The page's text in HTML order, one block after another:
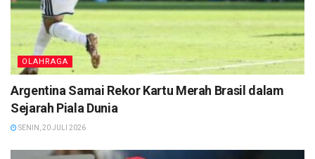
OLAHRAGA
Argentina Samai Rekor Kartu Merah Brasil dalam
Sejarah Piala Dunia
SENIN, 20 JULI 2026